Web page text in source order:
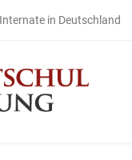
in Deutschland